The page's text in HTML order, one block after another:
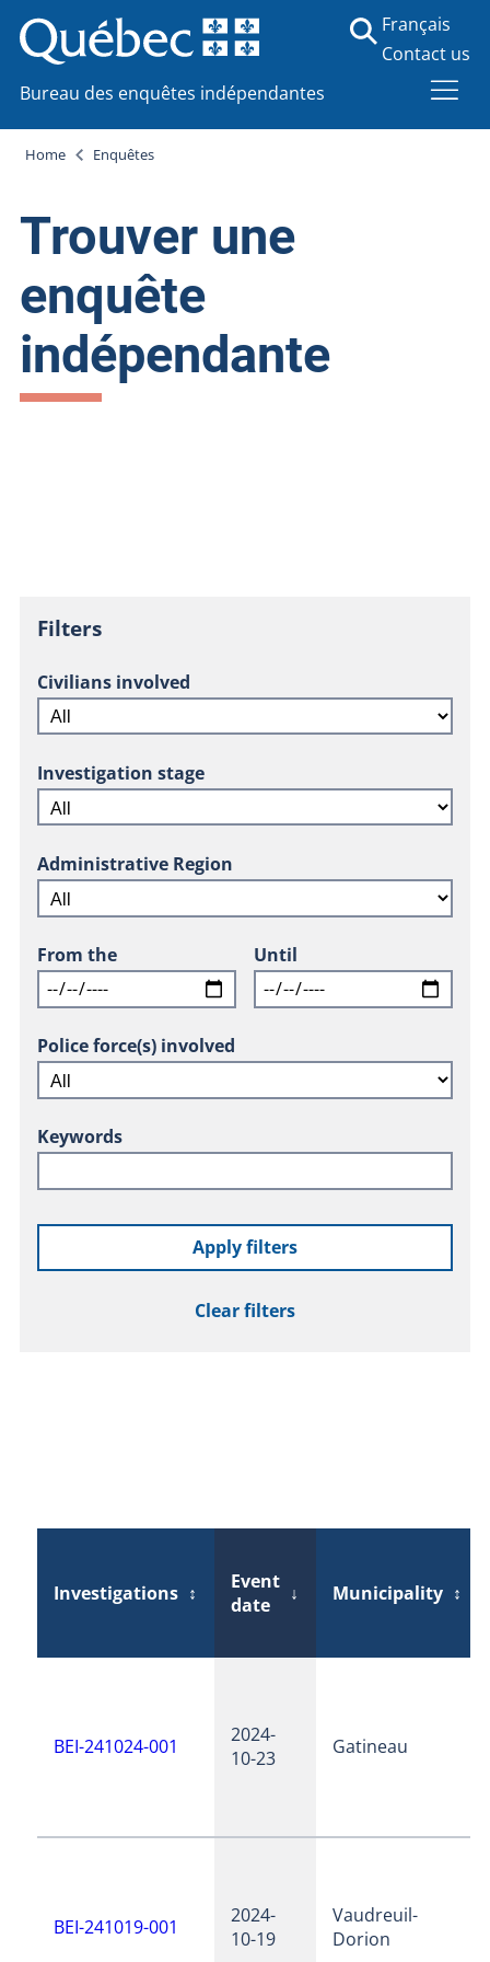
Bureau des enquêtes indépendantes
Français
Contact us
Home Enquêtes
Trouver une
enquête
indépendante
Filters
Civilians involved
Investigation stage
Administrative Region
From the Until
Police force(s) involved
Keywords
Apply filters
Clear filters
Investigations ↕
Event
date
↓ Municipality ↕
BEI-241024-001
2024-
10-23
Gatineau
BEI-241019-001
2024-
10-19
Vaudreuil-
Dorion